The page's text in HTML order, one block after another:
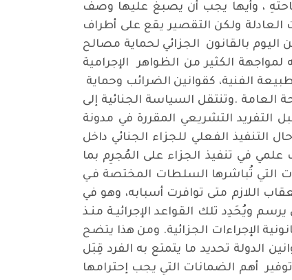
، وأيها يجب أن يصبغ عليها وصف
ولكن التقصير يقع على أطراف
بالقانون الجزائي لحماية مصالح
الكثير من الظواهر الإجرامية
الفنية، كقوانين الضرائب وحماية
العامة .وتنتقل السياسة الجنائية إلى
التفريد التشريعي المقررة في مدونة
التنفيذ الفعلي للجزاء الجنائي داخل
علمي في تنفيذ الجزاء على المُجرِم بما
التي تُباشرها السلطات المختصة فـي
اللازم متى توافرت أسبابه، وهو في
ويُحَدِد تلك القواعد الإجرائيـة منـذ
الإجراءات الجزائية. ومن هذا يتضح
الدولة تحديد ما يتمتع به الفرد قِبَل
أهم الضمانات التي يجب إحترامها